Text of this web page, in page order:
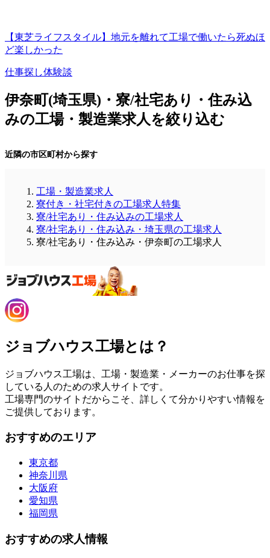
【東芝ライフスタイル】地元を離れて工場で働いたら死ぬほ
ど楽しかった
仕事探し体験談
伊奈町(埼玉県)・寮/社宅あり・住み込
みの工場・製造業求人を絞り込む
近隣の市区町村から探す
工場・製造業求人
寮付き・社宅付きの工場求人特集
寮/社宅あり・住み込みの工場求人
寮/社宅あり・住み込み・埼玉県の工場求人
寮/社宅あり・住み込み・伊奈町の工場求人
ジョブハウス工場とは？
ジョブハウス工場は、工場・製造業・メーカーのお仕事を探
している人のための求人サイトです。
工場専門のサイトだからこそ、詳しくて分かりやすい情報を
ご提供しております。
おすすめのエリア
東京都
神奈川県
大阪府
愛知県
福岡県
おすすめの求人情報